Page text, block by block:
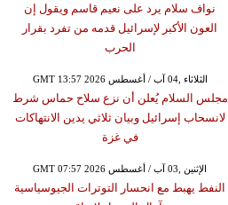
نواف سلام يرد على نعيم قاسم ويقول إن
العون الأكبر لإسرائيل قدمه من تفرد بقرار
الحرب
GMT 13:57 2026 الثلاثاء ,04 آب / أغسطس
مجلس السلام يُعلن أن نزع سلاح حماس شرط
لانسحاب إسرائيل وبيان ثلاثي يدين الانتهاكات
في غزة
GMT 07:57 2026 الإثنين ,03 آب / أغسطس
النفط يهبط مع انحسار التوترات الجيوسياسية